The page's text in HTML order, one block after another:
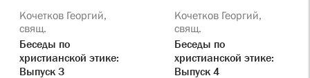
Кочетков Георгий,
свящ.
Беседы по
христианской этике:
Выпуск 3
Кочетков Георгий,
свящ.
Беседы по
христианской этике:
Выпуск 4